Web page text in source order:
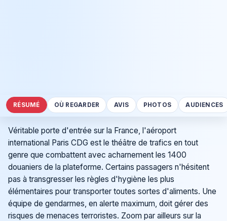
RÉSUMÉ OÙ REGARDER AVIS PHOTOS AUDIENCES
Véritable porte d'entrée sur la France, l'aéroport
international Paris CDG est le théâtre de trafics en tout
genre que combattent avec acharnement les 1400
douaniers de la plateforme. Certains passagers n'hésitent
pas à transgresser les règles d'hygiène les plus
élémentaires pour transporter toutes sortes d'aliments. Une
équipe de gendarmes, en alerte maximum, doit gérer des
risques de menaces terroristes. Zoom par ailleurs sur la